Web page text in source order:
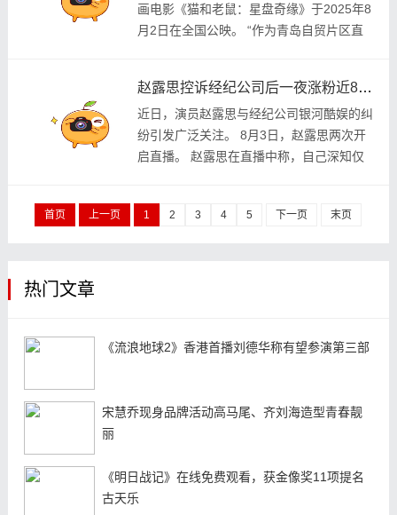
画电影《猫和老鼠：星盘奇缘》于2025年8
月2日在全国公映。 “作为青岛自贸片区直
视...
赵露思控诉经纪公司后一夜涨粉近80万，超8万人预约直播；此前称“愿为解约付出代价”
近日，演员赵露思与经纪公司银河酷娱的纠
纷引发广泛关注。 8月3日，赵露思两次开
启直播。 赵露思在直播中称，自己深知仅
楚，要不然...
首页 上一页 1 2 3 4 5 下一页 末页
热门文章
《流浪地球2》香港首播刘德华称有望参演第三部
宋慧乔现身品牌活动高马尾、齐刘海造型青春靓
丽
《明日战记》在线免费观看，获金像奖11项提名
古天乐